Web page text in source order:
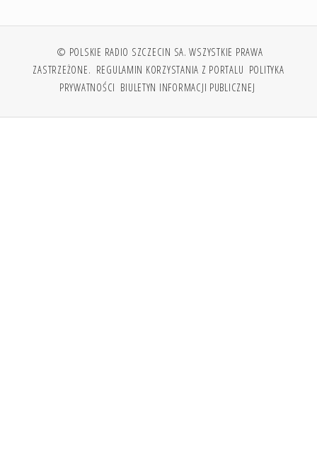
© POLSKIE RADIO SZCZECIN SA. WSZYSTKIE PRAWA
ZASTRZEŻONE. REGULAMIN KORZYSTANIA Z PORTALU POLITYKA
PRYWATNOŚCI BIULETYN INFORMACJI PUBLICZNEJ